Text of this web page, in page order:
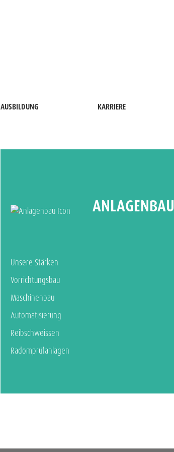
AUSBILDUNG KARRIERE
ANLAGEN­BAU
Unsere Stärken
Vorrichtungsbau
Maschinenbau
Automatisierung
Reibschweissen
Radomprüfanlagen